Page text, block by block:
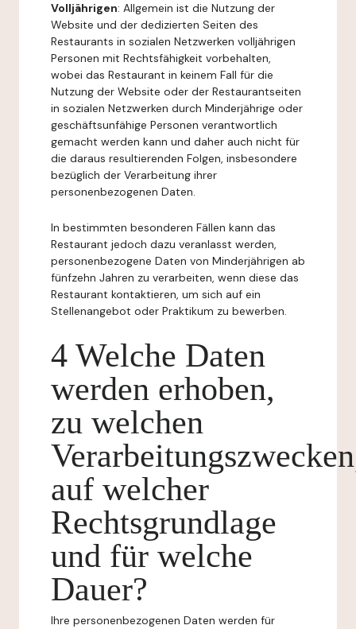
Volljährigen: Allgemein ist die Nutzung der
Website und der dedizierten Seiten des
Restaurants in sozialen Netzwerken volljährigen
Personen mit Rechtsfähigkeit vorbehalten,
wobei das Restaurant in keinem Fall für die
Nutzung der Website oder der Restaurantseiten
in sozialen Netzwerken durch Minderjährige oder
geschäftsunfähige Personen verantwortlich
gemacht werden kann und daher auch nicht für
die daraus resultierenden Folgen, insbesondere
bezüglich der Verarbeitung ihrer
personenbezogenen Daten.
In bestimmten besonderen Fällen kann das
Restaurant jedoch dazu veranlasst werden,
personenbezogene Daten von Minderjährigen ab
fünfzehn Jahren zu verarbeiten, wenn diese das
Restaurant kontaktieren, um sich auf ein
Stellenangebot oder Praktikum zu bewerben.
4 Welche Daten
werden erhoben,
zu welchen
auf welcher
Rechtsgrundlage
und für welche
Dauer?
Ihre personenbezogenen Daten werden für